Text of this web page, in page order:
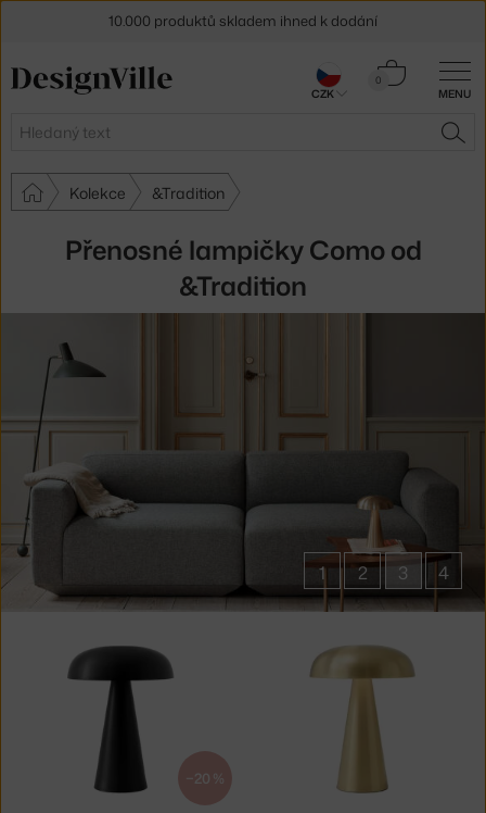
MENU
Hledat
0
Košík
Kolekce &Tradition
Přenosné lampičky Como od
&Tradition
1 2 3 4
−20 %
30 dní na vrácení zbožíCZK